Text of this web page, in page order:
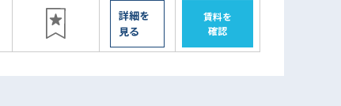
詳細を
見る
賃料を
確認